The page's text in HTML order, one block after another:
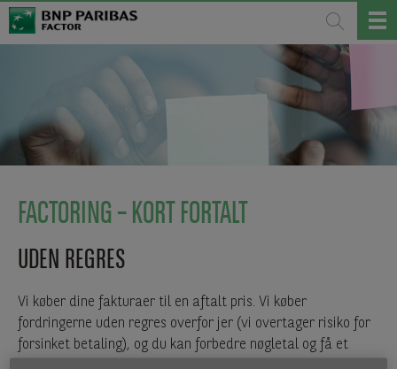
FACTORING – KORT FORTALT
UDEN REGRES
Vi køber dine fakturaer til en aftalt pris. Vi køber
fordringerne uden regres overfor jer (vi overtager risiko for
forsinket betaling), og du kan forbedre nøgletal og få et